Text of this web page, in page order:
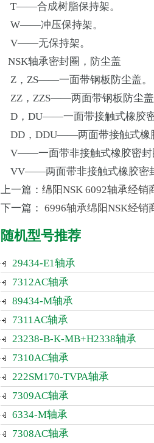
T——合成树脂保持架。
W——冲压保持架。
V——无保持架。
NSK轴承密封圈，防尘盖
Z，ZS——一面带钢板防尘盖。
ZZ，ZZS——两面带钢板防尘
D，DU——一面带接触式橡胶
DD，DDU——两面带接触式橡
V——一面带非接触式橡胶密封
VV——两面带非接触式橡胶密
上一篇： 绵阳NSK 6092轴承经销
下一篇： 6996轴承绵阳NSK经销
随机型号推荐
29434-E1轴承
7312AC轴承
89434-M轴承
7311AC轴承
23238-B-K-MB+H2338轴承
7310AC轴承
222SM170-TVPA轴承
7309AC轴承
6334-M轴承
7308AC轴承